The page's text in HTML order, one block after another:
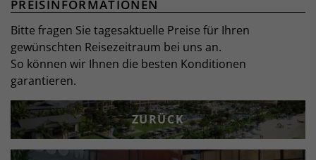
PREISINFORMATIONEN
Bitte fragen Sie tagesaktuelle Preise für Ihren
gewünschten Reisezeitraum bei uns an.
So können wir Ihnen die besten Konditionen
garantieren.
ZURÜCK